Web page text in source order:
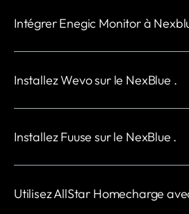
Intégrer Enegic Monitor à
Installez Wevo sur le NexBlue .
Installez Fuuse sur le NexBlue .
Utilisez AllStar Homecharge